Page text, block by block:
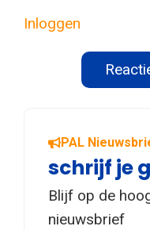
Inloggen
PAL
schrijf je
Blijf op de
nieuwsbrief